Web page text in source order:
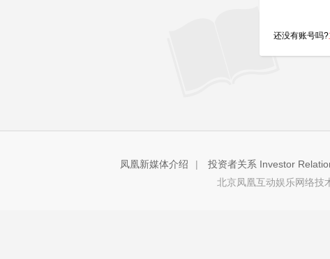
还没有账号吗?
凤凰新媒体介绍 | 投资者关系 Investor
北京凤凰互动娱乐网络技